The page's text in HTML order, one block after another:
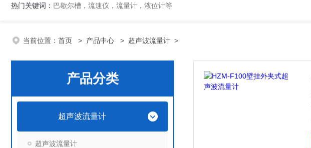
热门关键词： 巴歇尔槽，流速仪，流量计，液位计等
当前位置： 首页 > 产品中心 > 超声波流量计 >
产品分类
超声波流量计
超声波流量计